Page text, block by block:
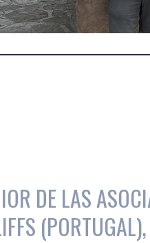
DE LAS